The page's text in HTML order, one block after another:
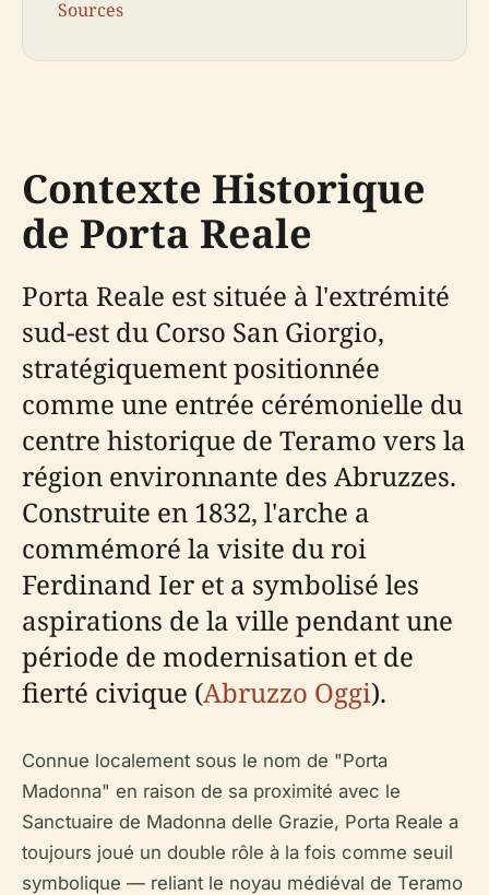
Sources
Contexte Historique
de Porta Reale
Porta Reale est située à l'extrémité
sud-est du Corso San Giorgio,
stratégiquement positionnée
comme une entrée cérémonielle du
centre historique de Teramo vers la
région environnante des Abruzzes.
Construite en 1832, l'arche a
commémoré la visite du roi
Ferdinand Ier et a symbolisé les
aspirations de la ville pendant une
période de modernisation et de
fierté civique (Abruzzo Oggi).
Connue localement sous le nom de "Porta
Madonna" en raison de sa proximité avec le
Sanctuaire de Madonna delle Grazie, Porta Reale a
toujours joué un double rôle à la fois comme seuil
symbolique — reliant le noyau médiéval de Teramo